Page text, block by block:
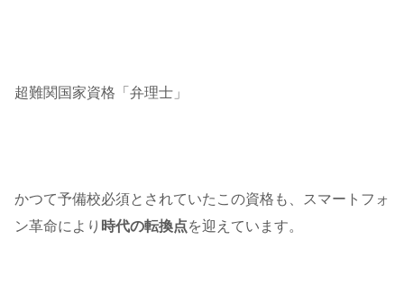
超難関国家資格「弁理士」
かつて予備校必須とされていたこの資格も、スマートフォ
ン革命により 時代の転換点を迎えています。